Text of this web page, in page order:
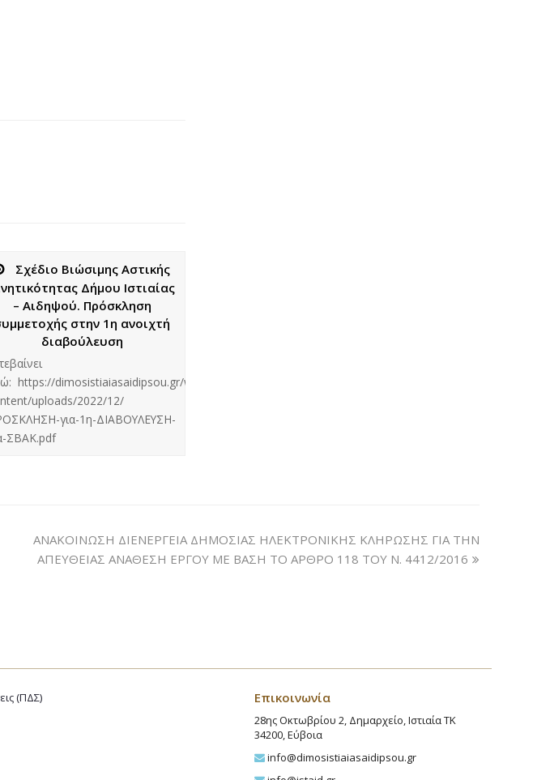
Σχέδιο Βιώσιμης Αστικής
Δήμου Ιστιαίας
– Αιδηψού. Πρόσκληση
στην 1η ανοιχτή
διαβούλευση
https://dimosistiaiasaidipsou.gr/wp-
uploads/2022/12/
για-1η-ΔΙΑΒΟΥΛΕΥΣΗ-
ΣΒΑΚ.pdf
ΑΝΑΚΟΙΝΩΣΗ ΔΙΕΝΕΡΓΕΙΑ ΔΗΜΟΣΙΑΣ ΗΛΕΚΤΡΟΝΙΚΗΣ ΚΛΗΡΩΣΗΣ ΓΙΑ ΤΗΝ
ΑΠΕΥΘΕΙΑΣ ΑΝΑΘΕΣΗ ΕΡΓΟΥ ΜΕ ΒΑΣΗ ΤΟ ΑΡΘΡΟ 118 ΤΟΥ Ν. 4412/2016
(ΠΔΣ)
Επικοινωνία
28ης Οκτωβρίου 2, Δημαρχείο, Ιστιαία ΤΚ
34200, Εύβοια
info@dimosistiaiasaidipsou.gr